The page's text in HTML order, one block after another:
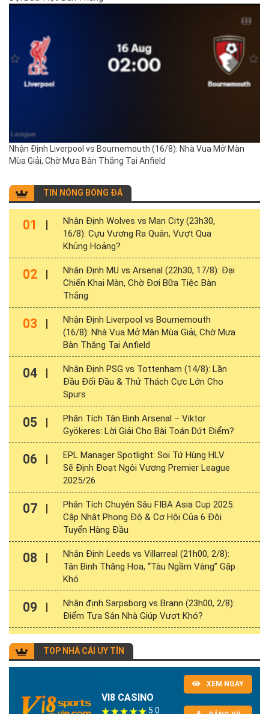
Nhận Định Liverpool vs Bournemouth (16/8): Nhà Vua Mở Màn
Mùa Giải, Chờ Mưa Bàn Thắng Tại Anfield
TIN NÓNG BÓNG ĐÁ
01
Nhận Định Wolves vs Man City (23h30,
16/8): Cựu Vương Ra Quân, Vượt Qua
Khủng Hoảng?
02
Nhận Định MU vs Arsenal (22h30, 17/8): Đại
Chiến Khai Màn, Chờ Đợi Bữa Tiệc Bàn
Thắng
03
Nhận Định Liverpool vs Bournemouth
(16/8): Nhà Vua Mở Màn Mùa Giải, Chờ Mưa
Bàn Thắng Tại Anfield
04
Nhận Định PSG vs Tottenham (14/8): Lần
Đầu Đối Đầu & Thử Thách Cực Lớn Cho
Spurs
05
Phân Tích Tân Binh Arsenal – Viktor
Gyökeres: Lời Giải Cho Bài Toán Dứt Điểm?
06
EPL Manager Spotlight: Soi Tứ Hùng HLV
Sẽ Định Đoạt Ngôi Vương Premier League
2025/26
07
Phân Tích Chuyên Sâu FIBA Asia Cup 2025:
Cập Nhật Phong Độ & Cơ Hội Của 6 Đội
Tuyển Hàng Đầu
08
Nhận Định Leeds vs Villarreal (21h00, 2/8):
Tân Binh Thăng Hoa, “Tàu Ngầm Vàng” Gặp
Khó
09
Nhận định Sarpsborg vs Brann (23h00, 2/8):
Điểm Tựa Sân Nhà Giúp Vượt Khó?
TOP NHÀ CÁI UY TÍN
VI8 CASINO
5.0
XEM NGAY